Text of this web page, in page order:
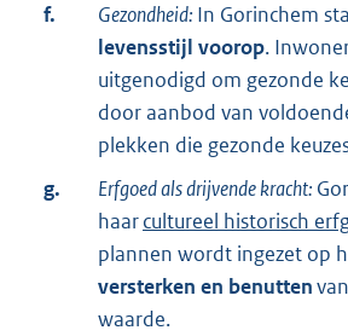
f.
Gezondheid: In Gorinchem
levensstijl voorop.
uitgenodigd om gezonde
door aanbod van
plekken die gezonde
g.
Erfgoed als drijvende kracht:
haarcultureel historisch
plannen wordt ingezet op
versterken en benutten
waarde.